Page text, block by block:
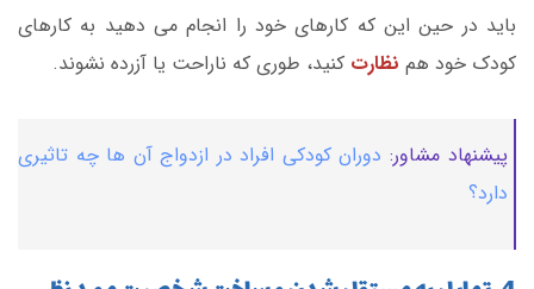
باید در حین این که کارهای خود را انجام می دهید به کارهای
کودک خود هم نظارت کنید، طوری که ناراحت یا آزرده نشوند.
پیشنهاد مشاور: دوران کودکی افراد در ازدواج آن ها چه تاثیری
دارد؟